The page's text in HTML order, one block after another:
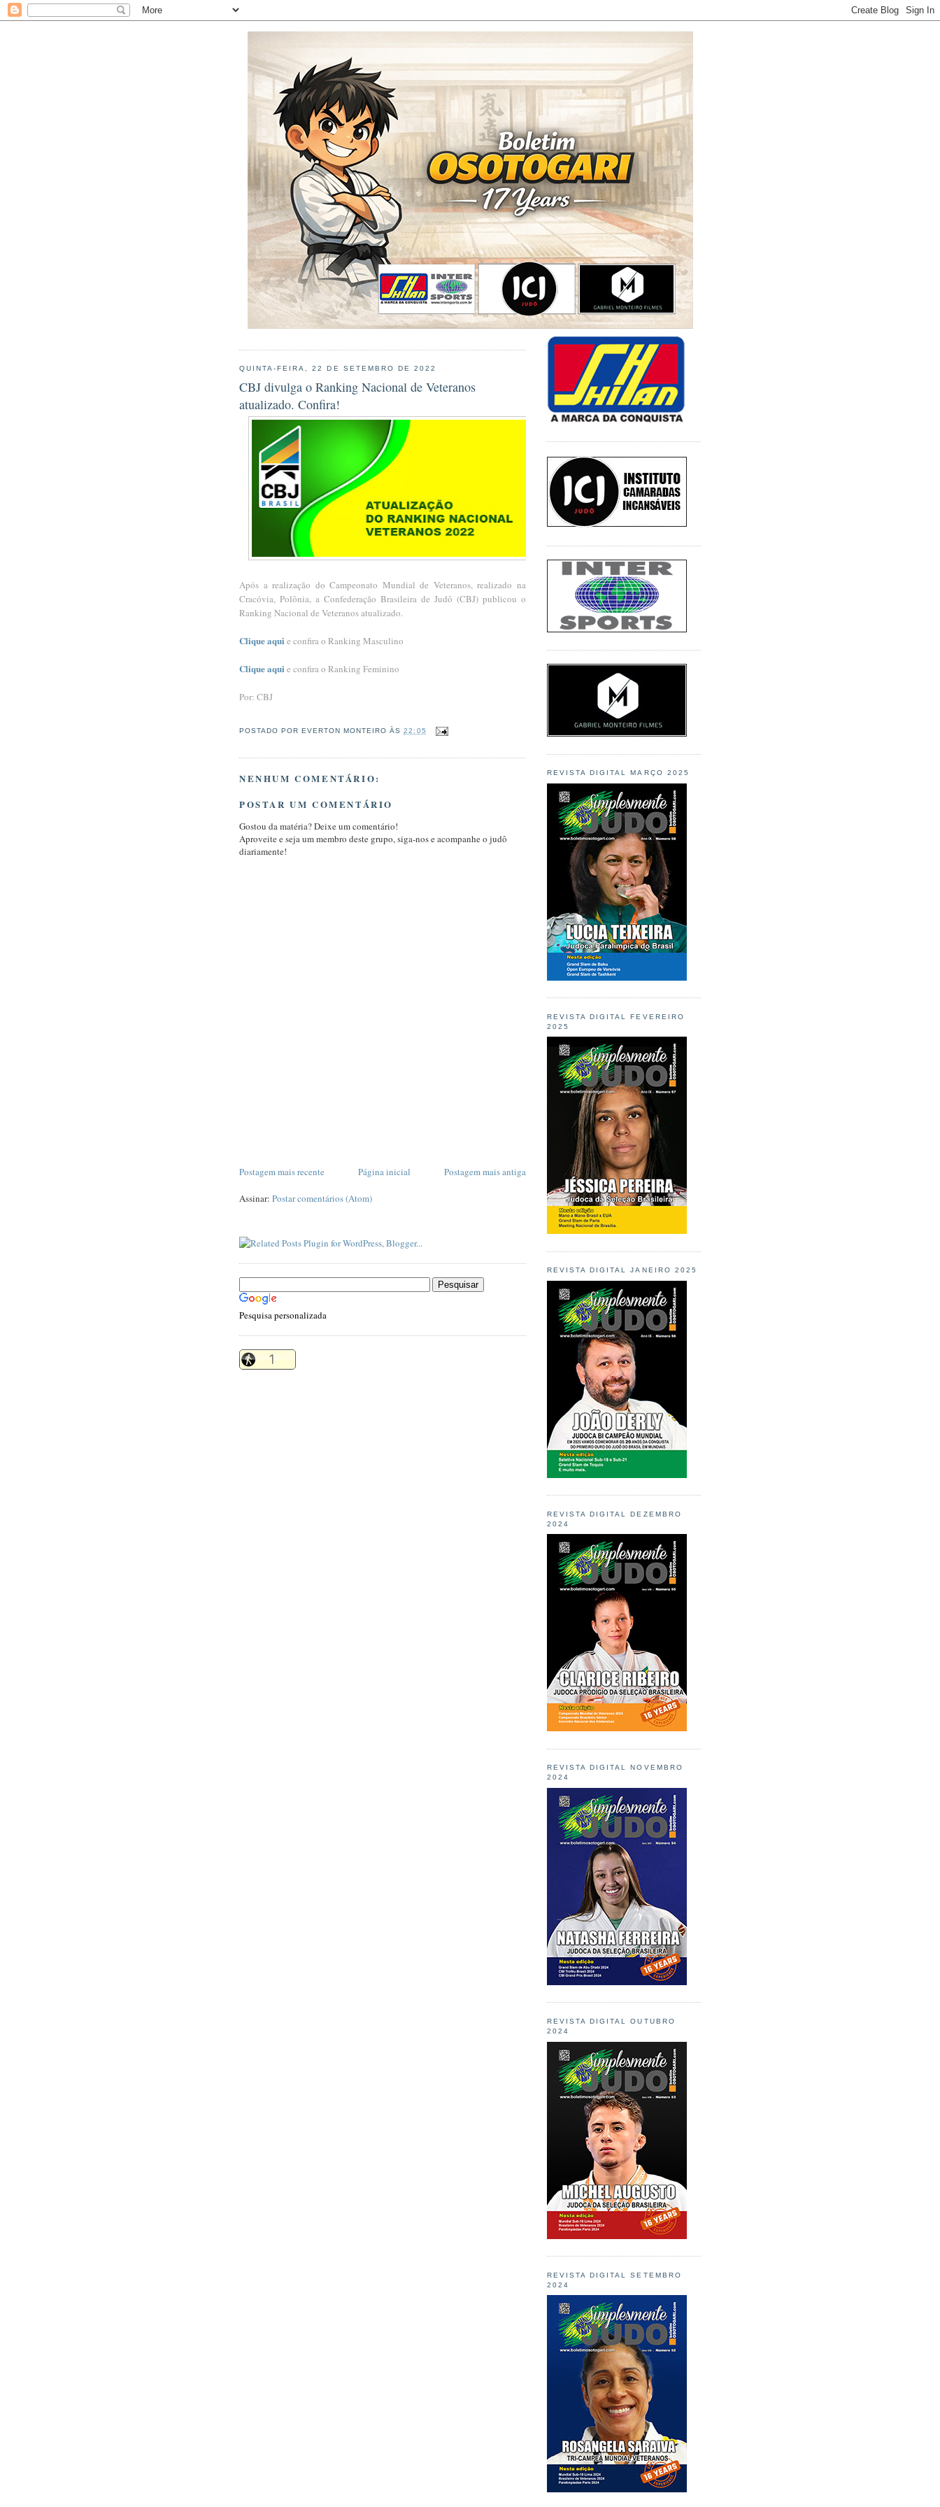
QUINTA-FEIRA, 22 DE SETEMBRO DE 2022
CBJ divulga o Ranking Nacional de Veteranos
atualizado. Confira!
Após a realização do Campeonato Mundial de Veteranos, realizado na
Cracóvia, Polônia, a Confederação Brasileira de Judô (CBJ) publicou o
Ranking Nacional de Veteranos atualizado.
Clique aqui e confira o Ranking Masculino
Clique aqui e confira o Ranking Feminino
Por: CBJ
POSTADO POR EVERTON MONTEIRO ÀS22:05
NENHUM COMENTÁRIO:
POSTAR UM COMENTÁRIO
Gostou da matéria? Deixe um comentário!
Aproveite e seja um membro deste grupo, siga-nos e acompanhe o judô
diariamente!
Postagem mais recente Postagem mais antiga
Página inicial
Assinar: Postar comentários (Atom)
Pesquisa personalizada
REVISTA DIGITAL MARÇO 2025
REVISTA DIGITAL FEVEREIRO
2025
REVISTA DIGITAL JANEIRO 2025
REVISTA DIGITAL DEZEMBRO
2024
REVISTA DIGITAL NOVEMBRO
2024
REVISTA DIGITAL OUTUBRO
2024
REVISTA DIGITAL SETEMBRO
2024